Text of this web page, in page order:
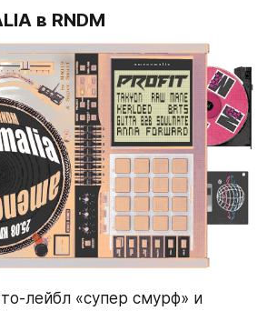
в RNDM
лейбл «супер смурф» и